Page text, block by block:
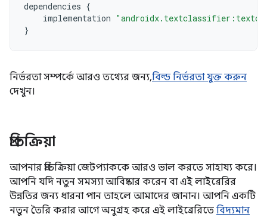
dependencies {
implementation
}
নির্ভরতা সম্পর্কে আরও তথ্যের জন্য,বিল্ড নির্ভরতা যুক্ত করুন
দেখুন।
প্রতিক্রিয়া
আপনার প্রতিক্রিয়া জেটপ্যাককে আরও ভাল করতে সাহায্য করে।
আপনি যদি নতুন সমস্যা আবিষ্কার করেন বা এই লাইব্রেরির
উন্নতির জন্য ধারনা পান তাহলে আমাদের জানান। আপনি একটি
নতুন তৈরি করার আগে অনুগ্রহ করে এই লাইব্রেরিতে বিদ্যমান